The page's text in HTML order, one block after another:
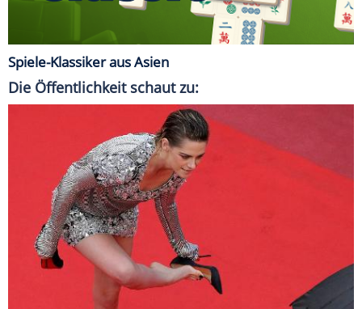
Spiele-Klassiker aus Asien
Die Öffentlichkeit schaut zu: